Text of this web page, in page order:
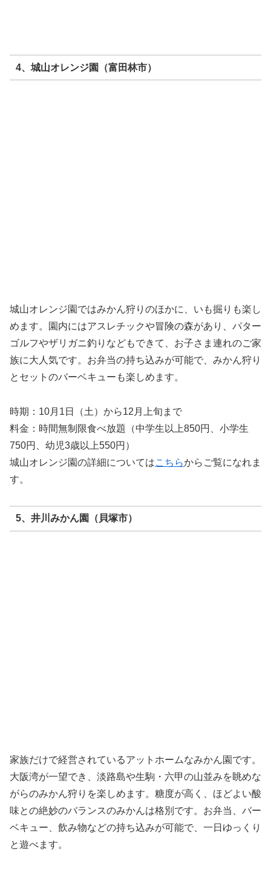
4、城山オレンジ園（富田林市）
城山オレンジ園ではみかん狩りのほかに、いも掘りも楽し
めます。園内にはアスレチックや冒険の森があり、パター
ゴルフやザリガニ釣りなどもできて、お子さま連れのご家
族に大人気です。お弁当の持ち込みが可能で、みかん狩り
とセットのバーベキューも楽しめます。
時期：10月1日（土）から12月上旬まで
料金：時間無制限食べ放題（中学生以上850円、小学生
750円、幼児3歳以上550円）
城山オレンジ園の詳細についてはこちらからご覧になれま
す。
5、井川みかん園（貝塚市）
家族だけで経営されているアットホームなみかん園です。
大阪湾が一望でき、淡路島や生駒・六甲の山並みを眺めな
がらのみかん狩りを楽しめます。糖度が高く、ほどよい酸
味との絶妙のバランスのみかんは格別です。お弁当、バー
ベキュー、飲み物などの持ち込みが可能で、一日ゆっくり
と遊べます。